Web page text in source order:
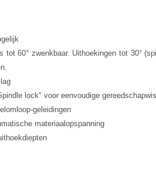
tot 60° zwenkbaar. Uithoekingen tot 30°
lock" voor eenvoudige
geleidingen
materiaalopspanning